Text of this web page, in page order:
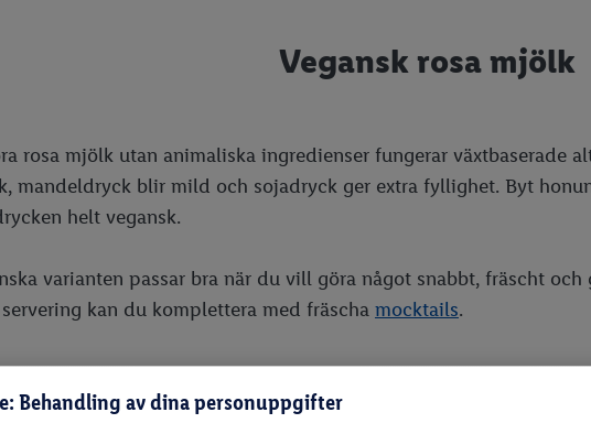
Vegansk rosa mjölk
rosa mjölk utan animaliska ingredienser fungerar växtbaserade
mandeldryck blir mild och sojadryck ger extra fyllighet. Byt
helt vegansk.
varianten passar bra när du vill göra något snabbt, fräscht
kan du komplettera med fräscha mocktails.
för extra god rosa mjölk
Behandling av dina personuppgifter